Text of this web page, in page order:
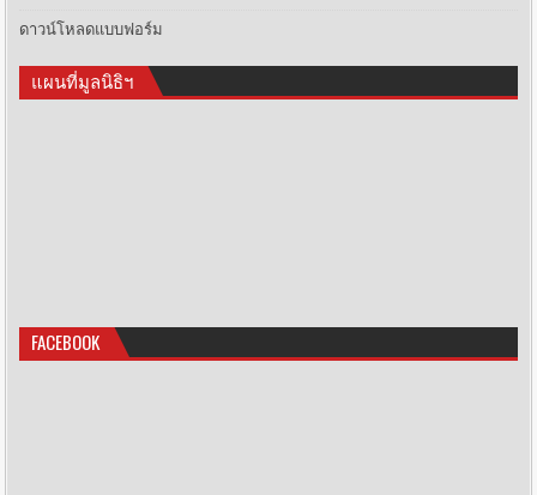
ดาวน์โหลดแบบฟอร์ม
แผนที่มูลนิธิฯ
FACEBOOK